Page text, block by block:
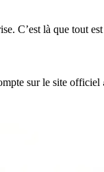
C’est là que tout
sur le site officiel